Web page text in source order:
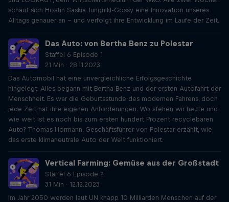
schaut sich Hostin Saskia Jungnikl-Gossy eine Innovation unseres
Alltags genauer an – und verfolgt ihre Entwicklung im Laufe der Zeit.
Das Auto: von Bertha Benz zu Polestar
Staffel 6 Episode 1
21 Min · 28.11.2023
Das Automobil hat eine unvergleichliche Erfolgsgeschichte
hingelegt. Alles begann mit Bertha Benz und der ersten Autofahrt der
Menschheit. Es war die Geburtsstunde des modernen Fahrens, doch
jede Zeit hat ihre eigenen Anforderungen. Wo stehen wir heute und
wie weit ist es noch bis zum ersten hundert Prozent recyclebaren
Auto? Thomas Hörmann, Geschäftsführer von Polestar erzählt, wie
das erste klimaneutrale Auto der Welt funktioniert.
Vertical Farming: Gemüse aus der Großstadt
Staffel 6 Episode 2
31 Min · 12.12.2023
Im Jahr 2050 werden laut UN knapp 10 Milliarden Menschen auf der